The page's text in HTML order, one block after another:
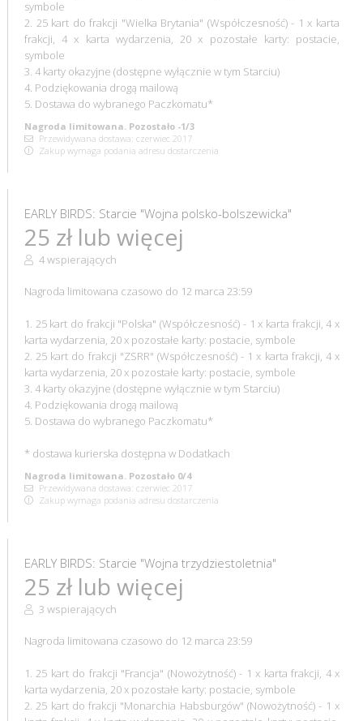
symbole
2. 25 kart do frakcji "Wielka Brytania" (Współczesność) - 1 x karta
frakcji, 4 x karta wydarzenia, 20 x pozostałe karty: postacie,
symbole
3. 4 karty okazyjne (dostępne wyłącznie w tym Starciu)
4. Podziękowania drogą mailową
5. Dostawa do wybranego Paczkomatu*
Nagroda limitowana. Pozostało -1/3
Przewidywana dostawa: czerwiec 2017
Zakup wymaga podania adresu dostarczenia
EARLY BIRDS: Starcie "Wojna polsko-bolszewicka"
25 zł lub więcej
4 wspierających
Nagroda limitowana czasowo do 12 marca 23:59
1. 25 kart do frakcji "Polska" (Współczesność) - 1 x karta frakcji, 4 x
karta wydarzenia, 20 x pozostałe karty: postacie, symbole
2. 25 kart do frakcji "ZSRR" (Współczesność) - 1 x karta frakcji, 4 x
karta wydarzenia, 20 x pozostałe karty: postacie, symbole
3. 4 karty okazyjne (dostępne wyłącznie w tym Starciu)
4. Podziękowania drogą mailową
5. Dostawa do wybranego Paczkomatu*
* dostawa kurierska dostępna w Dodatkach
Nagroda limitowana. Pozostało 0/4
Przewidywana dostawa: czerwiec 2017
Zakup wymaga podania adresu dostarczenia
EARLY BIRDS: Starcie "Wojna trzydziestoletnia"
25 zł lub więcej
3 wspierających
Nagroda limitowana czasowo do 12 marca 23:59
1. 25 kart do frakcji "Francja" (Nowożytność) - 1 x karta frakcji, 4 x
karta wydarzenia, 20 x pozostałe karty: postacie, symbole
2. 25 kart do frakcji "Monarchia Habsburgów" (Nowożytność) - 1 x